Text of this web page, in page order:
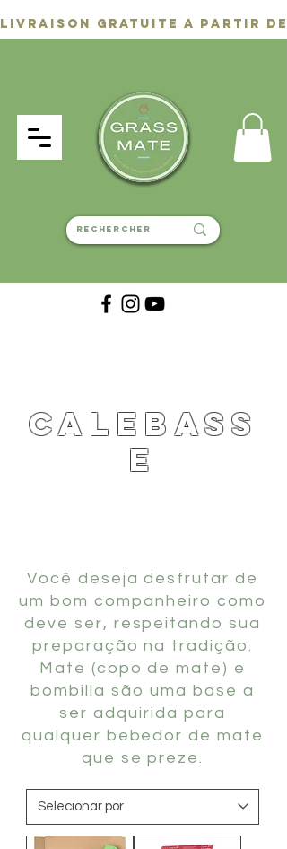
calebass
e
Você deseja desfrutar de
um bom companheiro como
deve ser, respeitando sua
preparação na tradição.
Mate (copo de mate) e
bombilla são uma base a
ser adquirida para
qualquer bebedor de mate
que se preze.